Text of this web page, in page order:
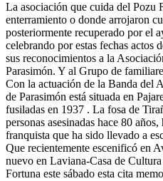
La asociación que cuida del Pozu
enterramiento o donde arrojaron
posteriormente recuperado por el
celebrando por estas fechas actos
sus reconocimientos a la
Parasimón. Y al Grupo de
Con la actuación de la Banda del
de Parasimón está situada en
fusiladas en 1937 . La fosa de
personas asesinadas hace 80
franquista que ha sido llevado a
Que recientemente escenificó en
nuevo en Laviana-Casa de
Fortuna este sábado esta cita